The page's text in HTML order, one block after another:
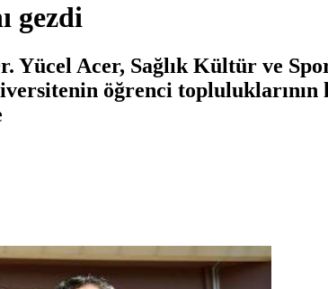
gezdi
Acer, Sağlık Kültür ve Spor
öğrenci